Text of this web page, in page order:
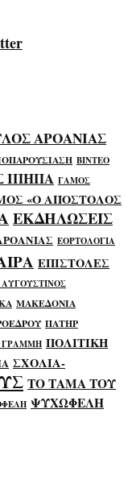
ΑΡΟΑΝΙΑΣ
ΒΙΝΤΕΟ
ΙΠΗΠΑ ΓΑΜΟΣ
«Ο ΑΠΟΣΤΟΛΟΣ
ΕΚΔΗΛΩΣΕΙΣ
ΕΟΡΤΟΛΟΓΙΑ
ΕΠΙΣΤΟΛΕΣ
ΜΑΚΕΔΟΝΙΑ
ΠΑΤΗΡ
ΓΡΑΜΜΗ ΠΟΛΙΤΙΚΗ
ΣΧΟΛΙΑ-
ΤΟ ΤΑΜΑ ΤΟΥ
ΨΥΧΩΦΕΛΗ